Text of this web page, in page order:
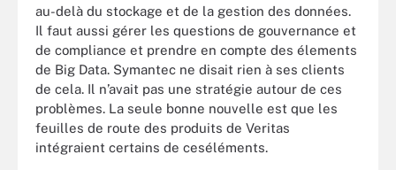
au-delà du stockage et de la gestion des données.
Il faut aussi gérer les questions de gouvernance et
de compliance et prendre en compte des élements
de Big Data. Symantec ne disait rien à ses clients
de cela. Il n’avait pas une stratégie autour de ces
problèmes. La seule bonne nouvelle est que les
feuilles de route des produits de Veritas
intégraient certains de ceséléments.